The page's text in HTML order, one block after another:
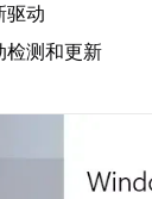
驱动
检测和更新